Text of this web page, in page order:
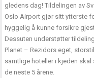
gledens dag! Tildelingen av
Oslo Airport gjør sitt ytterste
hyggelig å kunne forsikre
Dessuten understøtter
Planet – Rezidors eget,
samtlige hoteller i kjeden skal
de neste 5 årene.